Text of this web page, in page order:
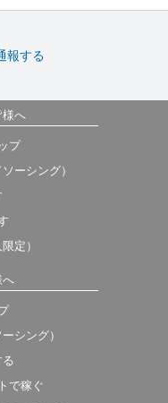
報する
様へ
プ
ーシング）
定）
へ
シング）
で稼ぐ